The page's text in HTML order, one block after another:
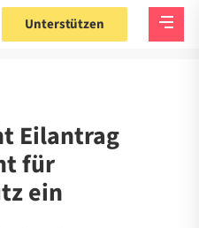
Unterstützen
Eilantrag
für
ein